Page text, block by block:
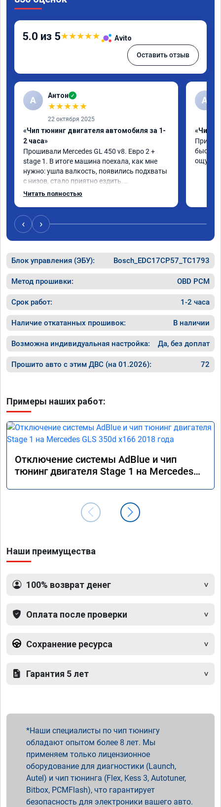
5.0 из 5★★★★★ Avito
Оставить отзыв
А Антон ✓
★★★★★
22 октября 2025
«Чип тюнинг двигателя автомобиля за 1-
2 часа»
Прошивали Mercedes GL 450 v8. Евро 2 +
stage 1. В итоге машина поехала, как мне
нужно: ушла валкость, появились подхваты
с низов, стало приятно ездить.
Одни из лучших трат, в авто! 🔥
Читать полностью
A
«Чип
‹ ›
Блок управления (ЭБУ): Bosch_EDC17CP57_TC1793
Метод прошивки: OBD PCM
Срок работ: 1-2 часа
Наличие откатанных прошивок: В наличии
Возможна индивидуальная настройка: Да, без доплат
Прошито авто с этим ДВС (на 01.2026): 72
Примеры наших работ:
Отключение системы AdBlue и чип
тюнинг двигателя Stage 1 на Mercedes
Наши преимущества
100% возврат денег
Оплата после проверки
Сохранение ресурса
Гарантия 5 лет
Наши специалисты по чип тюнингу
обладают опытом более 8 лет. Мы
применяем только лицензионное
оборудование для диагностики (Launch,
Autel) и чип тюнинга (Flex, Kess 3, Autotuner,
Bitbox, PCMFlash), что гарантирует
безопасность для электроники вашего авто.